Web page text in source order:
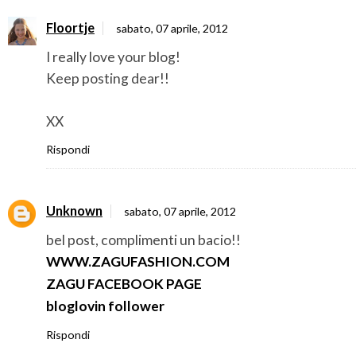
Floortje sabato, 07 aprile, 2012
I really love your blog!
Keep posting dear!!
XX
Rispondi
Unknown sabato, 07 aprile, 2012
bel post, complimenti un bacio!!
WWW.ZAGUFASHION.COM
ZAGU FACEBOOK PAGE
bloglovin follower
Rispondi